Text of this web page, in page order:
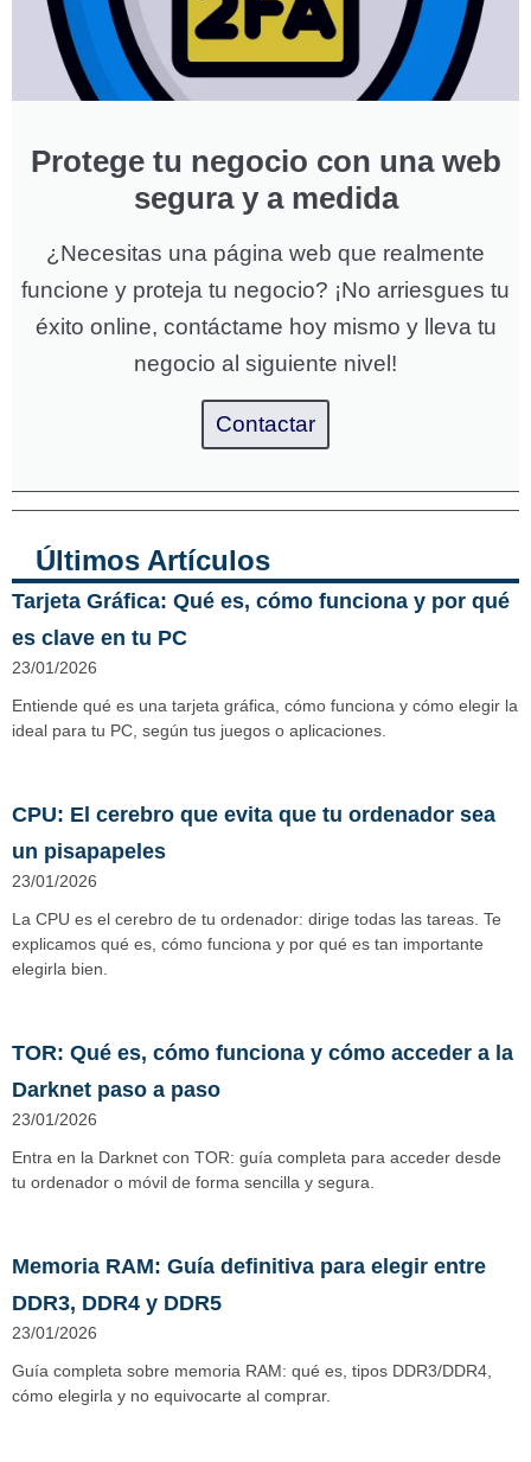
Protege tu negocio con una web
segura y a medida
¿Necesitas una página web que realmente
funcione y proteja tu negocio? ¡No arriesgues tu
éxito online, contáctame hoy mismo y lleva tu
negocio al siguiente nivel!
Contactar
Últimos Artículos
Tarjeta Gráfica: Qué es, cómo funciona y por qué
es clave en tu PC
23/01/2026
Entiende qué es una tarjeta gráfica, cómo funciona y cómo elegir la
ideal para tu PC, según tus juegos o aplicaciones.
CPU: El cerebro que evita que tu ordenador sea
un pisapapeles
23/01/2026
La CPU es el cerebro de tu ordenador: dirige todas las tareas. Te
explicamos qué es, cómo funciona y por qué es tan importante
elegirla bien.
TOR: Qué es, cómo funciona y cómo acceder a la
Darknet paso a paso
23/01/2026
Entra en la Darknet con TOR: guía completa para acceder desde
tu ordenador o móvil de forma sencilla y segura.
Memoria RAM: Guía definitiva para elegir entre
DDR3, DDR4 y DDR5
23/01/2026
Guía completa sobre memoria RAM: qué es, tipos DDR3/DDR4,
cómo elegirla y no equivocarte al comprar.